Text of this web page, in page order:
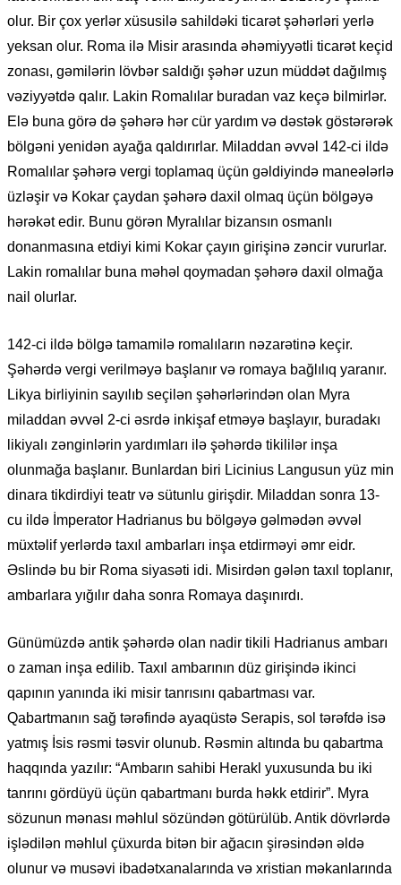
olur. Bir çox yerlər xüsusilə sahildəki ticarət şəhərləri yerlə
yeksan olur. Roma ilə Misir arasında əhəmiyyətli ticarət keçid
zonası, gəmilərin lövbər saldığı şəhər uzun müddət dağılmış
vəziyyətdə qalır. Lakin Romalılar buradan vaz keçə bilmirlər.
Elə buna görə də şəhərə hər cür yardım və dəstək göstərərək
bölgəni yenidən ayağa qaldırırlar. Miladdan əvvəl 142-ci ildə
Romalılar şəhərə vergi toplamaq üçün gəldiyində maneələrlə
üzləşir və Kokar çaydan şəhərə daxil olmaq üçün bölgəyə
hərəkət edir. Bunu görən Myralılar bizansın osmanlı
donanmasına etdiyi kimi Kokar çayın girişinə zəncir vururlar.
Lakin romalılar buna məhəl qoymadan şəhərə daxil olmağa
nail olurlar.
142-ci ildə bölgə tamamilə romalıların nəzarətinə keçir.
Şəhərdə vergi verilməyə başlanır və romaya bağlılıq yaranır.
Likya birliyinin sayılıb seçilən şəhərlərindən olan Myra
miladdan əvvəl 2-ci əsrdə inkişaf etməyə başlayır, buradakı
likiyalı zənginlərin yardımları ilə şəhərdə tikililər inşa
olunmağa başlanır. Bunlardan biri Licinius Langusun yüz min
dinara tikdirdiyi teatr və sütunlu girişdir. Miladdan sonra 13-
cu ildə İmperator Hadrianus bu bölgəyə gəlmədən əvvəl
müxtəlif yerlərdə taxıl ambarları inşa etdirməyi əmr eidr.
Əslində bu bir Roma siyasəti idi. Misirdən gələn taxıl toplanır,
ambarlara yığılır daha sonra Romaya daşınırdı.
Günümüzdə antik şəhərdə olan nadir tikili Hadrianus ambarı
o zaman inşa edilib. Taxıl ambarının düz girişində ikinci
qapının yanında iki misir tanrısını qabartması var.
Qabartmanın sağ tərəfində ayaqüstə Serapis, sol tərəfdə isə
yatmış İsis rəsmi təsvir olunub. Rəsmin altında bu qabartma
haqqında yazılır: “Ambarın sahibi Herakl yuxusunda bu iki
tanrını gördüyü üçün qabartmanı burda həkk etdirir”. Myra
sözunun mənası məhlul sözündən götürülüb. Antik dövrlərdə
işlədilən məhlul çüxurda bitən bir ağacın şirəsindən əldə
olunur və musəvi ibadətxanalarında və xristian məkanlarında